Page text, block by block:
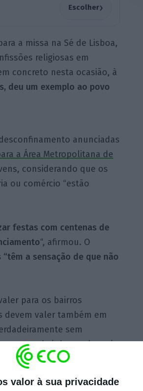
valor à sua privacidade
Escolher›
a missa na Sé de Lisboa,
religiosas em
concreto nesta ocasião, à
deu um exemplo ao povo
anunciadas
a Área Metropolitana de
considerando que os
ou comércio “estão
festas com centenas de
“, afirmou. O
“têm a sensação de que não
para os bairros
devem valer também em
sem
de ir longe de mais,